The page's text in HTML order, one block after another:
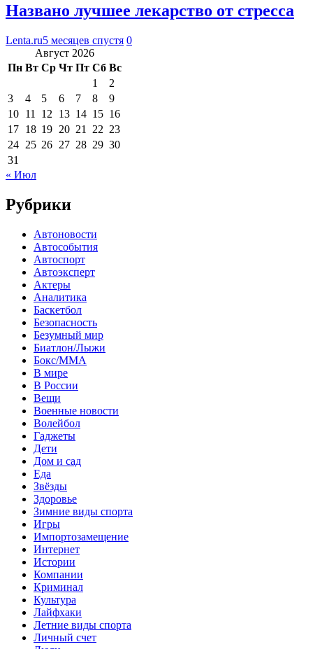
Названо лучшее лекарство от стресса
Lenta.ru5 месяцев спустя 0
Август 2026
Пн Вт Ср Чт Пт Сб Вс
1
2
3
4 5 6 7 8
9
10 11 12 13 14 15 16
17 18 19 20 21 22 23
24 25 26 27 28 29 30
31
« Июл
Рубрики
Автоновости
Автособытия
Автоспорт
Автоэксперт
Актеры
Аналитика
Баскетбол
Безопасность
Безумный мир
Биатлон/Лыжи
Бокс/MMA
В мире
В России
Вещи
Военные новости
Волейбол
Гаджеты
Дети
Дом и сад
Еда
Звёзды
Здоровье
Зимние виды спорта
Игры
Импортозамещение
Интернет
Истории
Компании
Криминал
Культура
Лайфхаки
Летние виды спорта
Личный счет